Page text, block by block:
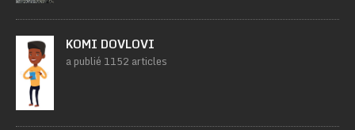
KOMI DOVLOVI
a publié 1152 articles